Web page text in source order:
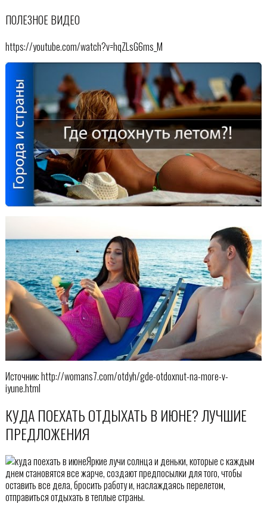
ПОЛЕЗНОЕ ВИДЕО
https://youtube.com/watch?v=hqZLsG6ms_M
Источник: http://womans7.com/otdyh/gde-otdoxnut-na-more-v-
iyune.html
КУДА ПОЕХАТЬ ОТДЫХАТЬ В ИЮНЕ? ЛУЧШИЕ
ПРЕДЛОЖЕНИЯ
Яркие лучи солнца и деньки, которые с каждым
днем становятся все жарче, создают предпосылки для того, чтобы
оставить все дела, бросить работу и, наслаждаясь перелетом,
отправиться отдыхать в теплые страны.